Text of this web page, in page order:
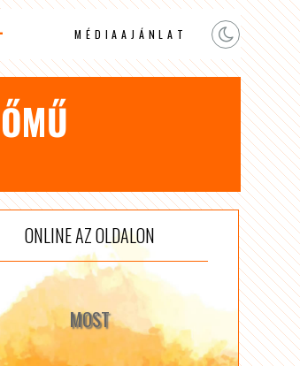
MÉDIAAJÁNLAT
ONLINE AZ OLDALON
MOST